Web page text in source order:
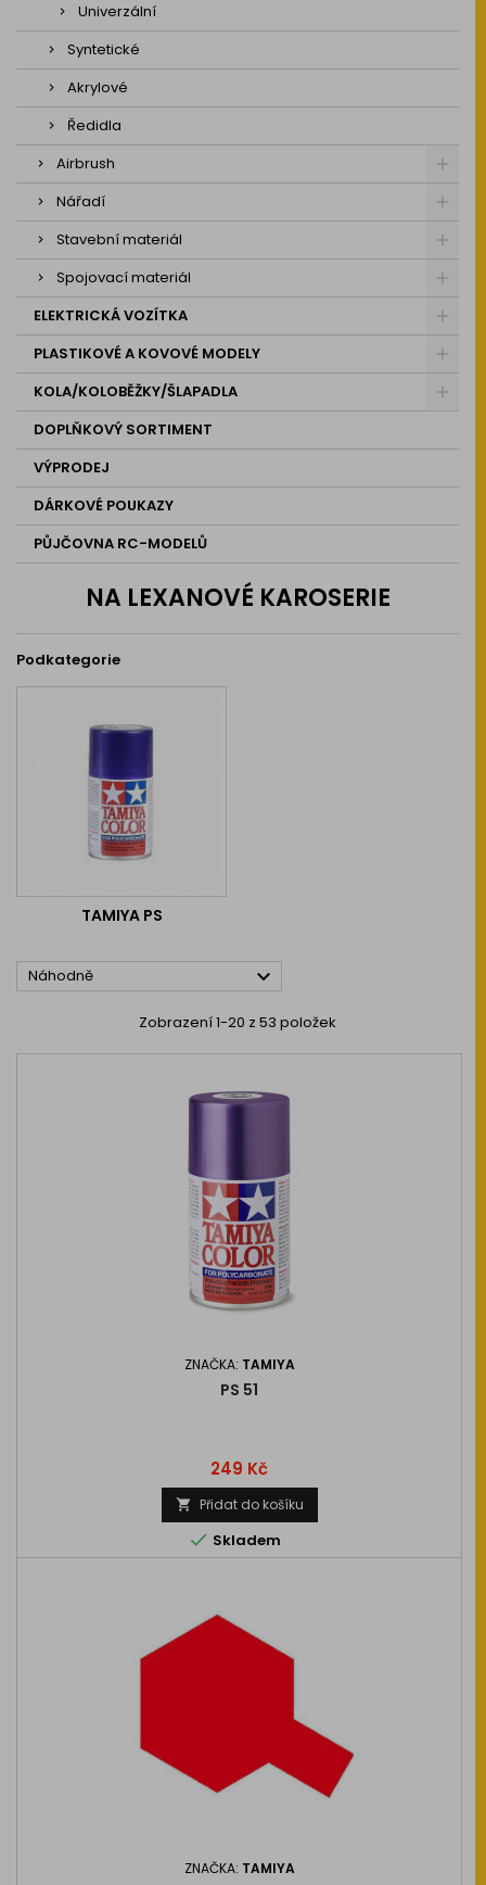
Univerzální
Syntetické
Akrylové
Ředidla
Airbrush
Nářadí
Stavební materiál
Spojovací materiál
ELEKTRICKÁ VOZÍTKA
PLASTIKOVÉ A KOVOVÉ MODELY
KOLA/KOLOBĚŽKY/ŠLAPADLA
DOPLŇKOVÝ SORTIMENT
VÝPRODEJ
DÁRKOVÉ POUKAZY
PŮJČOVNA RC-MODELŮ
NA LEXANOVÉ KAROSERIE
Podkategorie
TAMIYA PS
Náhodně 
Zobrazení 1-20 z 53 položek
ZNAČKA: TAMIYA
PS 51
Cena
249 Kč
 Přidat do košíku
 Skladem
ZNAČKA: TAMIYA